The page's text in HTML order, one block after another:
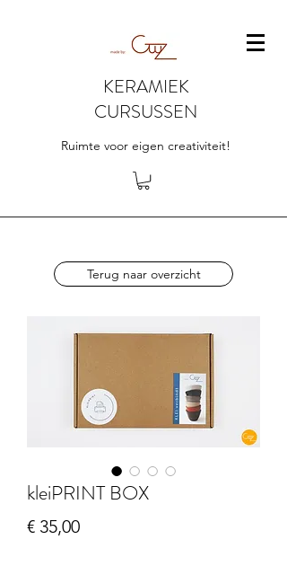
KERAMIEK
CURSUSSEN
Ruimte voor eigen creativiteit!
Terug naar overzicht
kleiPRINT BOX
€ 35,00Prijs